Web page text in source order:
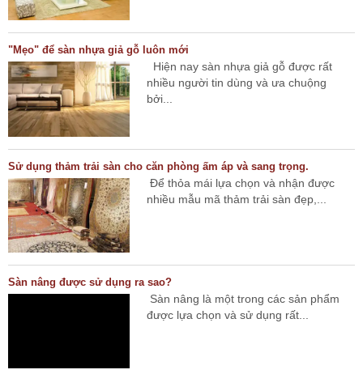
"Mẹo" để sàn nhựa giả gỗ luôn mới
Hiện nay sàn nhựa giả gỗ được rất
nhiều người tin dùng và ưa chuộng
bởi...
Sử dụng thảm trải sàn cho căn phòng ấm áp và sang trọng.
Để thỏa mái lựa chọn và nhận được
nhiều mẫu mã thảm trải sàn đẹp,...
Sàn nâng được sử dụng ra sao?
Sàn nâng là một trong các sản phẩm
được lựa chọn và sử dụng rất...